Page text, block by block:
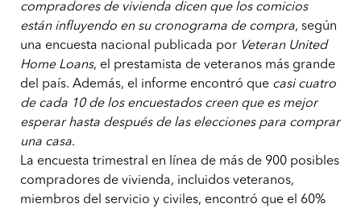
compradores de vivienda dicen que los comicios
están influyendo en su cronograma de compra, según
una encuesta nacional publicada por Veteran United
Home Loans, el prestamista de veteranos más grande
del país. Además, el informe encontró que casi cuatro
de cada 10 de los encuestados creen que es mejor
esperar hasta después de las elecciones para comprar
una casa.
La encuesta trimestral en línea de más de 900 posibles
compradores de vivienda, incluidos veteranos,
miembros del servicio y civiles, encontró que el 60%